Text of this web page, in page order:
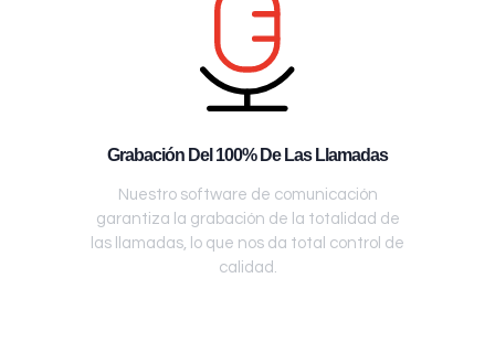
Grabación Del 100% De Las Llamadas
Nuestro software de comunicación
garantiza la grabación de la totalidad de
las llamadas, lo que nos da total control de
calidad.